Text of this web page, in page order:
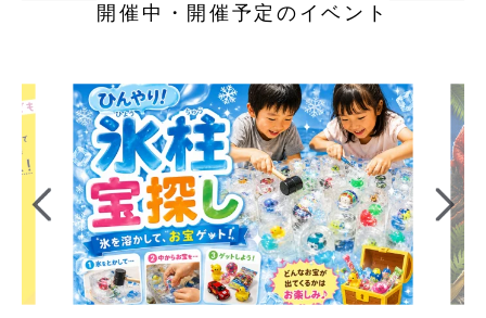
開催中・開催予定のイベント